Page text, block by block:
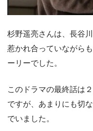
杉野遥亮さんは、長谷
惹かれ合っていながら
ーリーでした。
このドラマの最終話は
ですが、あまりにも切
でいました。